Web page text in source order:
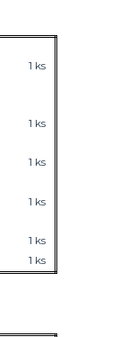
1 ks
1 ks
1 ks
1 ks
1 ks
1 ks